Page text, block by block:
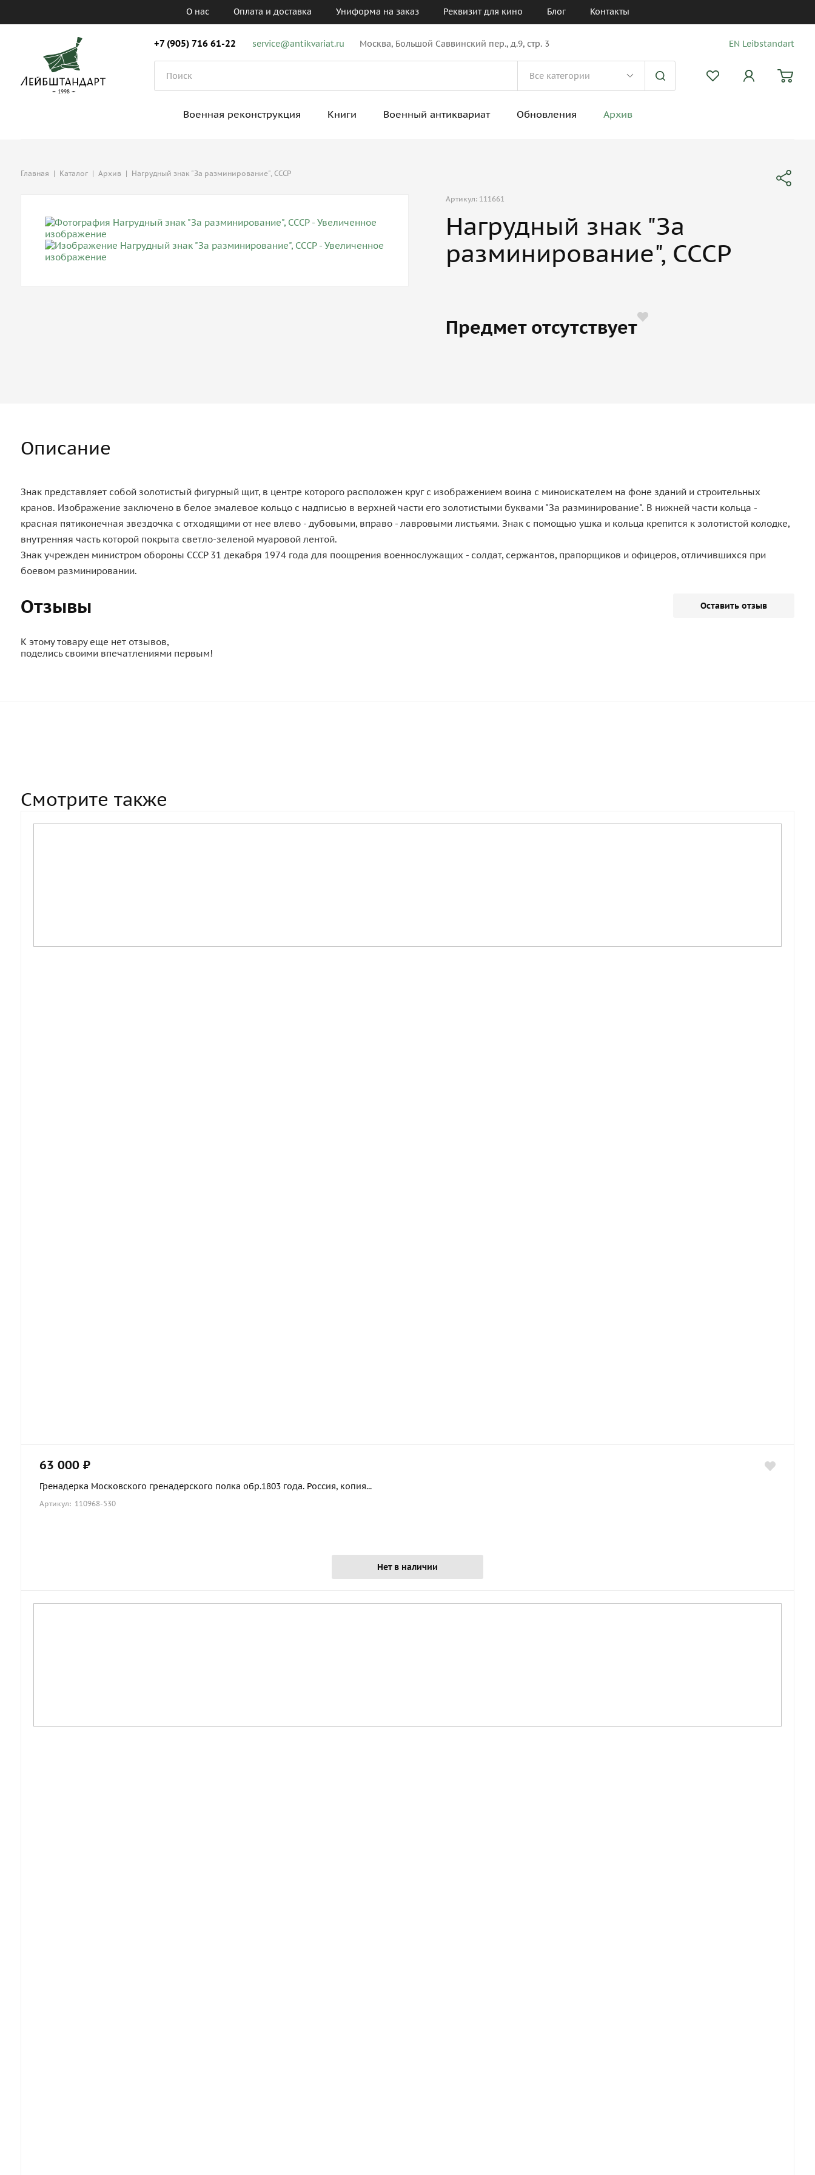
О нас Оплата и доставка Униформа на заказ Реквизит для кино Блог Контакты
+7 (905) 716 61-22 service@antikvariat.ru Москва, Большой Саввинский пер., д.9, стр. 3 EN Leibstandart
Военная реконструкция Книги Военный антиквариат Обновления Архив
Главная | Каталог | Архив | Нагрудный знак "За разминирование", СССР
Артикул: 111661
Нагрудный знак "За
разминирование", СССР
Предмет отсутствует
Описание
Знак представляет собой золотистый фигурный щит, в центре которого расположен круг с изображением воина с миноискателем на фоне зданий и строительных
кранов. Изображение заключено в белое эмалевое кольцо с надписью в верхней части его золотистыми буквами "За разминирование". В нижней части кольца -
красная пятиконечная звездочка с отходящими от нее влево - дубовыми, вправо - лавровыми листьями. Знак с помощью ушка и кольца крепится к золотистой колодке,
внутренняя часть которой покрыта светло-зеленой муаровой лентой.
Знак учрежден министром обороны СССР 31 декабря 1974 года для поощрения военнослужащих - солдат, сержантов, прапорщиков и офицеров, отличившихся при
боевом разминировании.
Отзывы Оставить отзыв
К этому товару еще нет отзывов,
поделись своими впечатлениями первым!
Смотрите также
63 000 ₽
Гренадерка Московского гренадерского полка обр.1803 года. Россия, копия...
Артикул: 110968-530
Нет в наличии